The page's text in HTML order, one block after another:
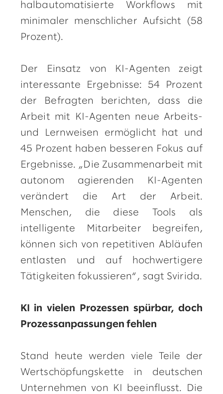
halbautomatisierte Workflows mit
minimaler menschlicher Aufsicht (58
Prozent).
Der Einsatz von KI-Agenten zeigt
interessante Ergebnisse: 54 Prozent
der Befragten berichten, dass die
Arbeit mit KI-Agenten neue Arbeits-
und Lernweisen ermöglicht hat und
45 Prozent haben besseren Fokus auf
Ergebnisse. „Die Zusammenarbeit mit
autonom agierenden KI-Agenten
verändert die Art der Arbeit.
Menschen, die diese Tools als
intelligente Mitarbeiter begreifen,
können sich von repetitiven Abläufen
entlasten und auf hochwertigere
Tätigkeiten fokussieren“, sagt Svirida.
KI in vielen Prozessen spürbar, doch
Prozessanpassungen fehlen
Stand heute werden viele Teile der
Wertschöpfungskette in deutschen
Unternehmen von KI beeinflusst. Die